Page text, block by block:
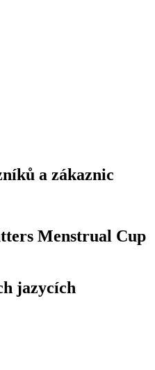
a zákaznic
Menstrual Cup
jazycích